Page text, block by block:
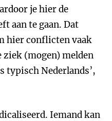
je hier de
aan te gaan. Dat
hier conflicten vaak
ziek (mogen) melden
typisch Nederlands’,
Iemand kan